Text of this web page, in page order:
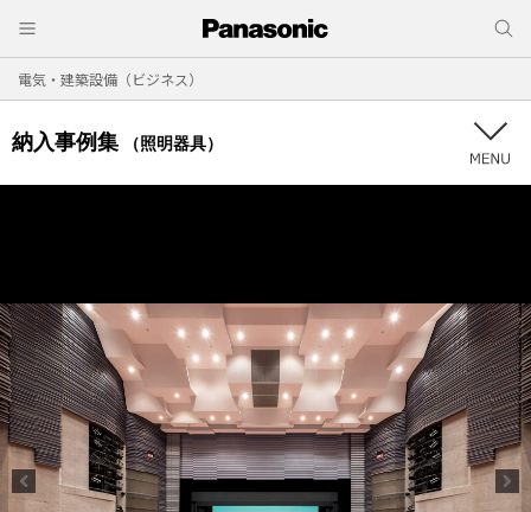
電気・建築設備（ビジネス）
納入事例集 （照明器具）